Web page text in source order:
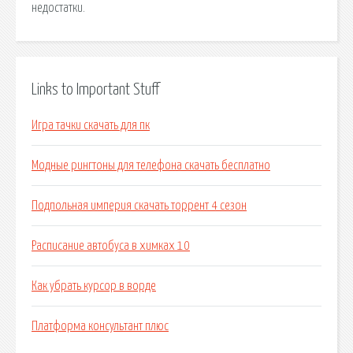
недостатки.
Links to Important Stuff
Игра тачки скачать для пк
Модные рингтоны для телефона скачать бесплатно
Подпольная империя скачать торрент 4 сезон
Расписание автобуса в химках 10
Как убрать курсор в ворде
Платформа консультант плюс